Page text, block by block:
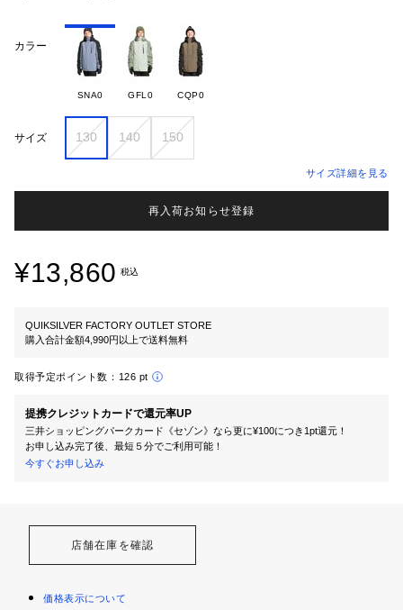
カラー
SNA0 GFL0 CQP0
サイズ 130 140 150
サイズ詳細を見る
再入荷お知らせ登録
¥13,860 税込
QUIKSILVER FACTORY OUTLET STORE
購入合計金額4,990円以上で送料無料
取得予定ポイント数： 126 pt
提携クレジットカードで還元率UP
三井ショッピングパークカード《セゾン》なら更に¥100につき1pt還元！
お申し込み完了後、最短５分でご利用可能！
今すぐお申し込み
店舗在庫を確認
価格表示について